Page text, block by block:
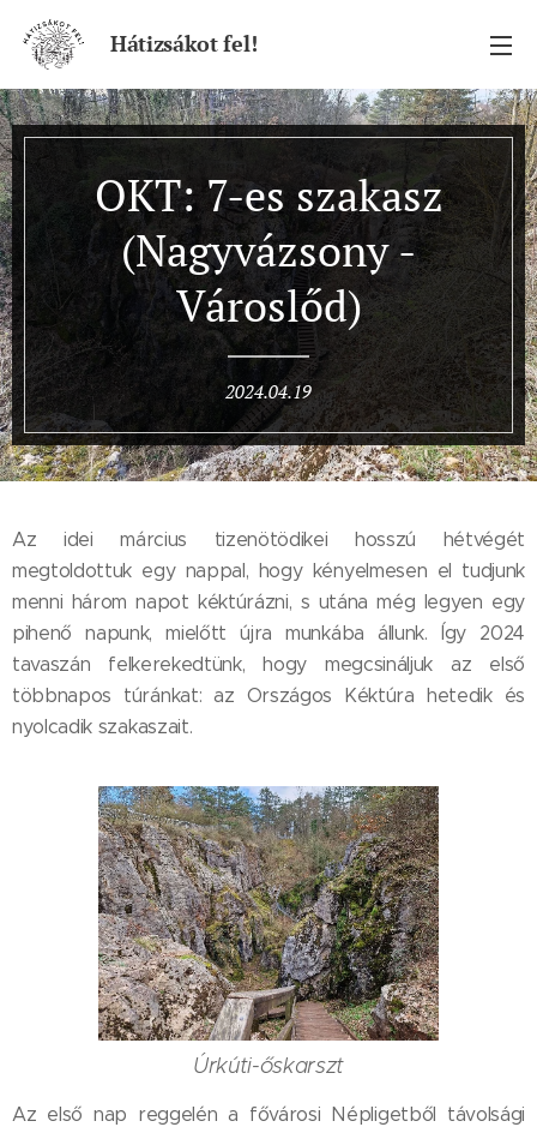
Hátizsákot fel!
OKT: 7-es szakasz
(Nagyvázsony -
Városlőd)
2024.04.19
Az idei március tizenötödikei hosszú hétvégét
megtoldottuk egy nappal, hogy kényelmesen el tudjunk
menni három napot kéktúrázni, s utána még legyen egy
pihenő napunk, mielőtt újra munkába állunk. Így 2024
tavaszán felkerekedtünk, hogy megcsináljuk az első
többnapos túránkat: az Országos Kéktúra hetedik és
nyolcadik szakaszait.
Úrkúti-őskarszt
Az első nap reggelén a fővárosi Népligetből távolsági